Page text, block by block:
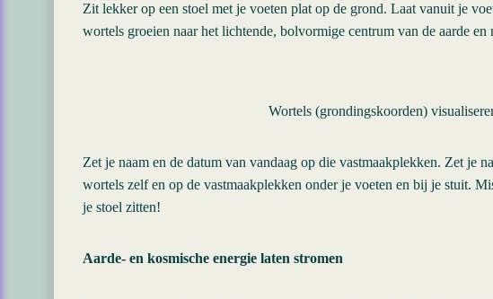
Zit lekker op een stoel met je voeten plat op de grond. Laat vanuit je
wortels groeien naar het lichtende, bolvormige centrum van de aarde en
Wortels (grondingskoorden)
Zet je naam en de datum van vandaag op die vastmaakplekken. Zet je
wortels zelf en op de vastmaakplekken onder je voeten en bij je stuit.
je stoel zitten!
Aarde- en kosmische energie laten stromen